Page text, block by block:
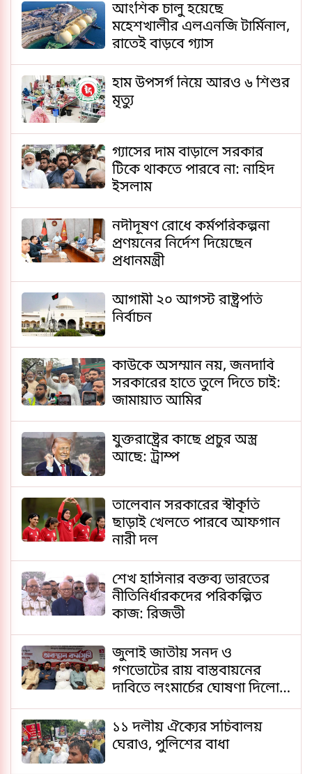
আংশিক চালু হয়েছে
মহেশখালীর এলএনজি টার্মিনাল,
রাতেই বাড়বে গ্যাস
হাম উপসর্গ নিয়ে আরও ৬ শিশুর
মৃত্যু
গ্যাসের দাম বাড়ালে সরকার
টিকে থাকতে পারবে না: নাহিদ
ইসলাম
নদীদূষণ রোধে কর্মপরিকল্পনা
প্রণয়নের নির্দেশ দিয়েছেন
প্রধানমন্ত্রী
আগামী ২০ আগস্ট রাষ্ট্রপতি
নির্বাচন
কাউকে অসম্মান নয়, জনদাবি
সরকারের হাতে তুলে দিতে চাই:
জামায়াত আমির
যুক্তরাষ্ট্রের কাছে প্রচুর অস্ত্র
আছে: ট্রাম্প
তালেবান সরকারের স্বীকৃতি
ছাড়াই খেলতে পারবে আফগান
নারী দল
শেখ হাসিনার বক্তব্য ভারতের
নীতিনির্ধারকদের পরিকল্পিত
কাজ: রিজভী
জুলাই জাতীয় সনদ ও
গণভোটের রায় বাস্তবায়নের
দাবিতে লংমার্চের ঘোষণা দিলো
১১ দল
১১ দলীয় ঐক্যের সচিবালয়
ঘেরাও, পুলিশের বাধা